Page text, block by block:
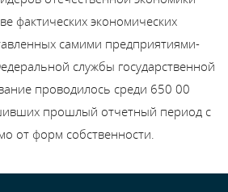
фактических экономических
самими предприятиями-
службы государственной
проводилось среди 650 00
прошлый отчетный период с
от форм собственности.